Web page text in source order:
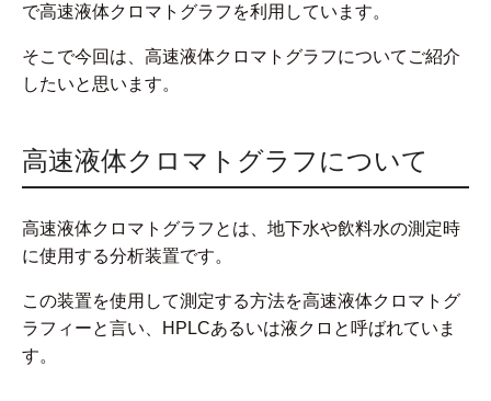
で高速液体クロマトグラフを利用しています。
そこで今回は、高速液体クロマトグラフについてご紹介
したいと思います。
高速液体クロマトグラフについて
高速液体クロマトグラフとは、地下水や飲料水の測定時
に使用する分析装置です。
この装置を使用して測定する方法を高速液体クロマトグ
ラフィーと言い、HPLCあるいは液クロと呼ばれていま
す。